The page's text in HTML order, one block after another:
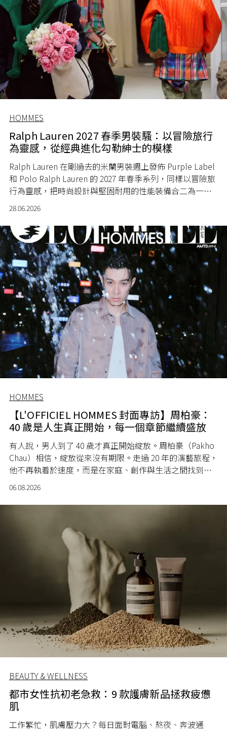
HOMMES
Ralph Lauren 2027 春季男裝騷：以冒險旅行
為靈感，從經典進化勾勒紳士的模樣
Ralph Lauren 在剛過去的米蘭男裝週上發佈 Purple Label
和 Polo Ralph Lauren 的 2027 年春季系列，同樣以冒險旅
行為靈感，把時尚設計與堅固耐用的性能裝備合二為一，
28.06.2026
HOMMES
【L'OFFICIEL HOMMES 封面專訪】周柏豪：
40 歲是人生真正開始，每一個章節繼續盛放
有人說，男人到了 40 歲才真正開始綻放。周柏豪（Pakho
Chau）相信，綻放從來沒有期限。走過 20 年的演藝旅程，
他不再執着於速度，而是在家庭、創作與生活之間找到屬
06.08.2026
BEAUTY & WELLNESS
都市女性抗初老急救：9 款護膚新品拯救疲憊
肌
工作繁忙，肌膚壓力大？每日面對電腦、熬夜、奔波通